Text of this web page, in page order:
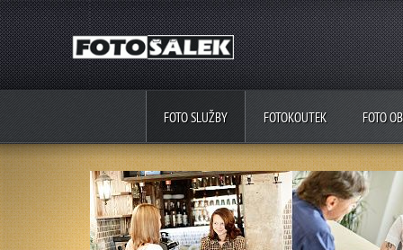
FOTO SLUŽBY FOTOKOUTEK FOTO